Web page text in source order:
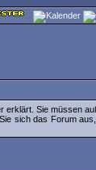
Sie müssen
sich das Forum